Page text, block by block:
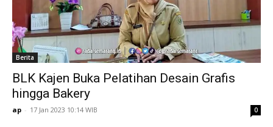
Berita
BLK Kajen Buka Pelatihan Desain Grafis
hingga Bakery
ap - 17 Jan 2023 10:14 WIB 0